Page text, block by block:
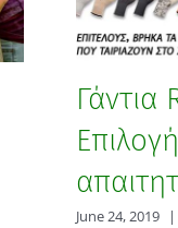
Γάντια
June 24, 2019 |